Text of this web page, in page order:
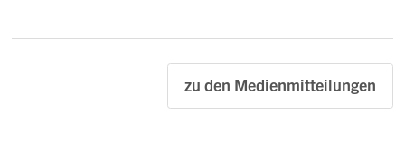
zu den Medienmitteilungen